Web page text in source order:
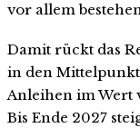
vor allem
Damit rückt das
in den
Anleihen im Wert
Bis Ende 2027